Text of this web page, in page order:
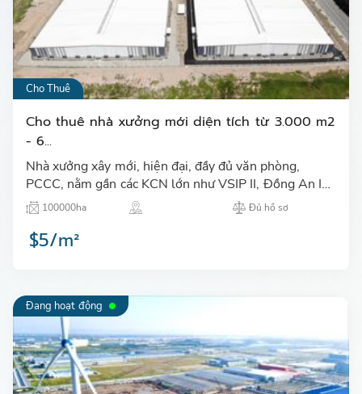
Cho Thuê
Cho thuê nhà xưởng mới diện tích từ 3.000 m2
- 6...
Nhà xưởng xây mới, hiện đại, đầy đủ văn phòng,
PCCC, nằm gần các KCN lớn như VSIP II, Đồng An II;
dân cư đông đúc, dễ tuyển dụng…
100000ha Đủ hồ sơ
$5/m²
Đang hoạt động